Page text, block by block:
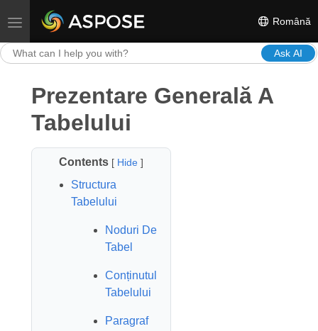
Toggle navigation Română
Ask AI
Prezentare Generală A
Tabelului
Contents [ Hide]
Structura
Tabelului
Noduri De
Tabel
Conținutul
Tabelului
Paragraf